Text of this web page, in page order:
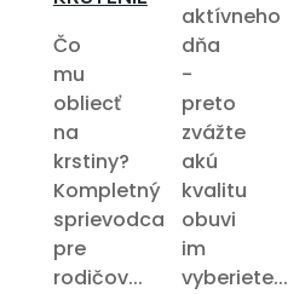
Čo
mu
obliecť
na
krstiny?
Kompletný
sprievodca
pre
rodičov...
aktívneho
dňa
-
preto
zvážte
akú
kvalitu
obuvi
im
vyberiete...